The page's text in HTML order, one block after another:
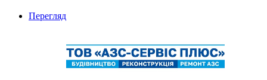
Перегляд